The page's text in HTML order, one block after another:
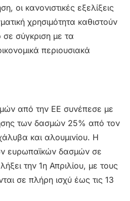
οι κανονιστικές εξελίξεις
χρησιμότητα καθιστούν
σε σύγκριση με τα
περιουσιακά
από την ΕΕ συνέπεσε με
των δασμών 25% από τον
και αλουμινίου. Η
ευρωπαϊκών δασμών σε
την 1η Απριλίου, με τους
σε πλήρη ισχύ έως τις 13